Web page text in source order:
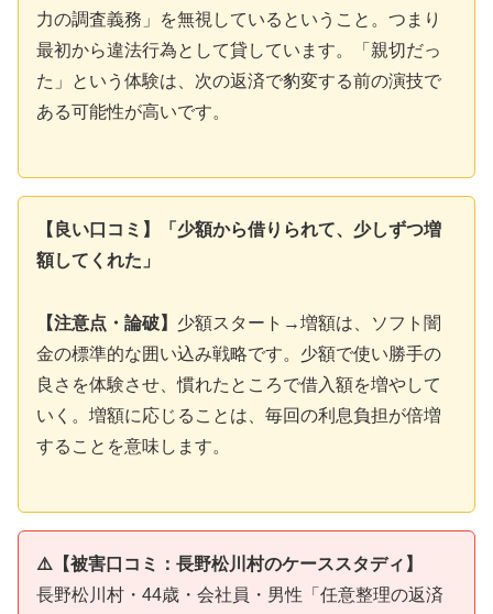
力の調査義務」を無視しているということ。つまり
最初から違法行為として貸しています。「親切だっ
た」という体験は、次の返済で豹変する前の演技で
ある可能性が高いです。
【良い口コミ】「少額から借りられて、少しずつ増
額してくれた」
【注意点・論破】 少額スタート→増額は、ソフト闇
金の標準的な囲い込み戦略です。少額で使い勝手の
良さを体験させ、慣れたところで借入額を増やして
いく。増額に応じることは、毎回の利息負担が倍増
することを意味します。
⚠️【被害口コミ：長野松川村のケーススタディ】
長野松川村・44歳・会社員・男性「任意整理の返済